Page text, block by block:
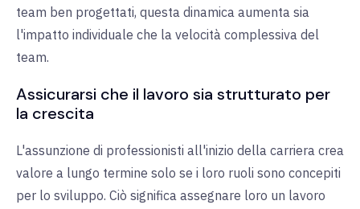
team ben progettati, questa dinamica aumenta sia
l'impatto individuale che la velocità complessiva del
team.
Assicurarsi che il lavoro sia strutturato per
la crescita
L'assunzione di professionisti all'inizio della carriera crea
valore a lungo termine solo se i loro ruoli sono concepiti
per lo sviluppo. Ciò significa assegnare loro un lavoro